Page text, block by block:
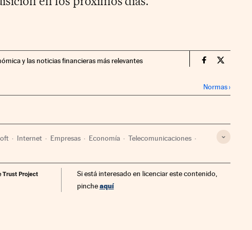
y las noticias financieras más relevantes Companias
Normas›
Internet Empresas Economía Telecomunicaciones
Si está interesado en licenciar este contenido,
pincheaquí